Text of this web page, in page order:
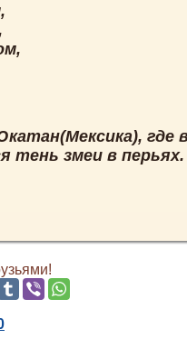
где
тень змеи в перьях.